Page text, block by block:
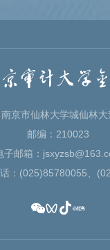
京市仙林大学城仙林
邮编：210023
子邮箱：
：(025)85780055、